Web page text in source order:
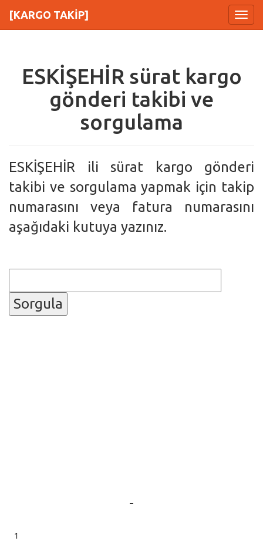
Menu
[KARGO TAKİP]
ESKİŞEHİR sürat kargo
gönderi takibi ve
sorgulama
ESKİŞEHİR ili sürat kargo gönderi
takibi ve sorgulama yapmak için takip
numarasını veya fatura numarasını
aşağıdaki kutuya yazınız.
Sorgula
-
1